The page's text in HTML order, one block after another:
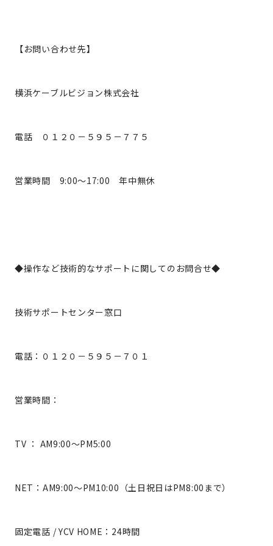
【お問い合わせ先】
横浜ケーブルビジョン株式会社
電話 ０１２０－５９５－７７５
営業時間 9:00～17:00 年中無休
◆操作など技術的なサポートに関してのお問合せ◆
技術サポートセンター窓口
電話：０１２０－５９５－７０１
営業時間：
TV ： AM9:00～PM5:00
NET：AM9:00～PM10:00（土日祝日はPM8:00まで）
固定電話 / YCV HOME：24時間